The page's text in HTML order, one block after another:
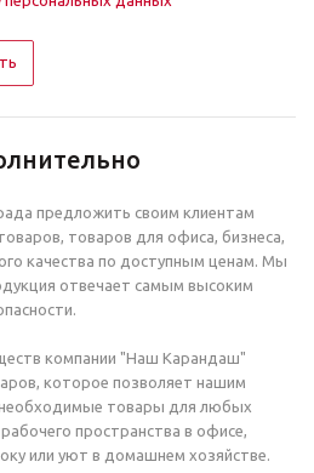
предложить своим клиентам
товаров для офиса, бизнеса,
качества по доступным ценам. Мы
отвечает самым высоким
компании "Наш Карандаш"
которое позволяет нашим
товары для любых
пространства в офисе,
или уют в домашнем хозяйстве.